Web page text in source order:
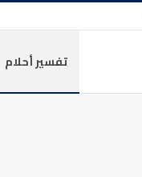
تفسير أحلام